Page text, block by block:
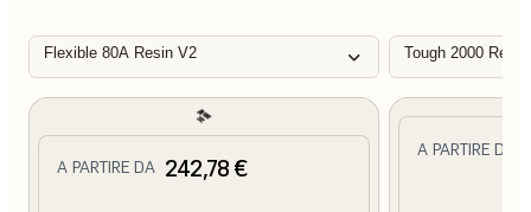
Flexible 80A Resin V2 Tough 2000
A PARTIRE DA 242,78 €
A PARTIRE DA